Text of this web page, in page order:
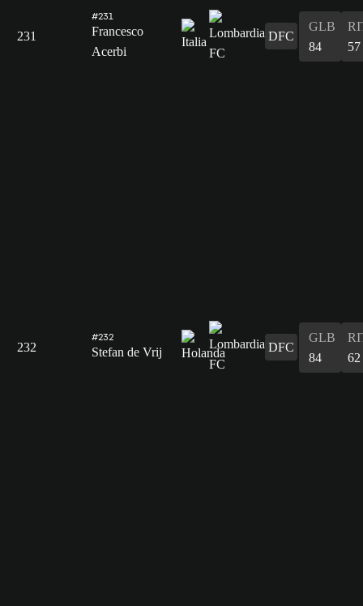
231
#231
Francesco
Acerbi
DFC
GLB
84
57
232
#232
Stefan de Vrij DFC
GLB
84
62